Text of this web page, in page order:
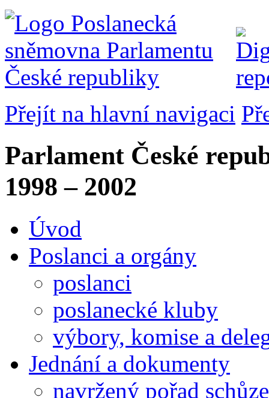
Přejít na hlavní navigaci
Parlament České
1998 – 2002
Úvod
Poslanci a orgány
poslanci
poslanecké kluby
výbory, komise a
Jednání a dokumenty
navržený pořad schůze